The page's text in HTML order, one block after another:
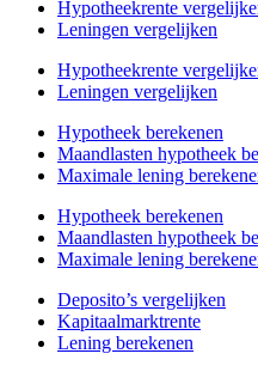
Hypotheekrente
Leningen vergelijken
Hypotheekrente
Leningen vergelijken
Hypotheek berekenen
Maandlasten hypotheek
Maximale lening
Hypotheek berekenen
Maandlasten hypotheek
Maximale lening
Deposito’s vergelijken
Kapitaalmarktrente
Lening berekenen